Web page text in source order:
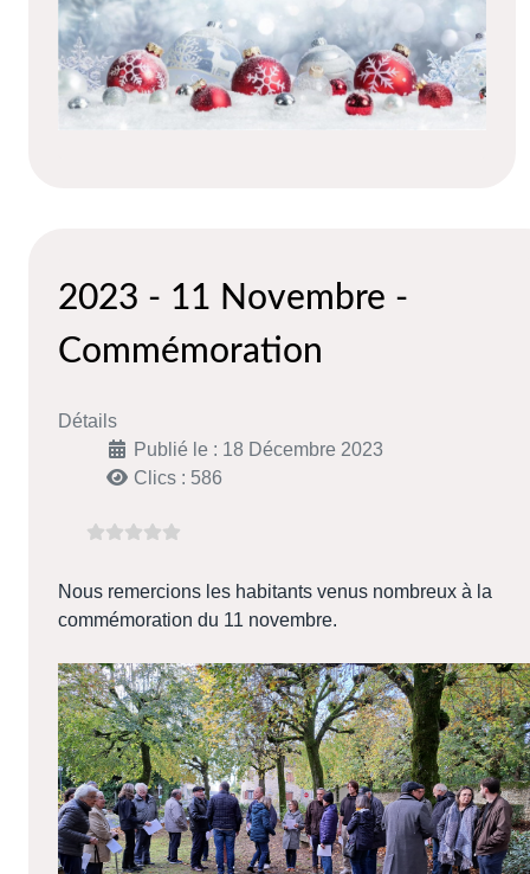
2023 - 11 Novembre -
Commémoration
Détails
Publié le : 18 Décembre 2023
Clics : 586
Nous remercions les habitants venus nombreux à la
commémoration du 11 novembre.